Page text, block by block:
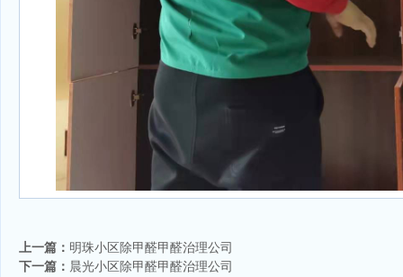
上一篇： 明珠小区除甲醛甲醛治理公司
下一篇： 晨光小区除甲醛甲醛治理公司